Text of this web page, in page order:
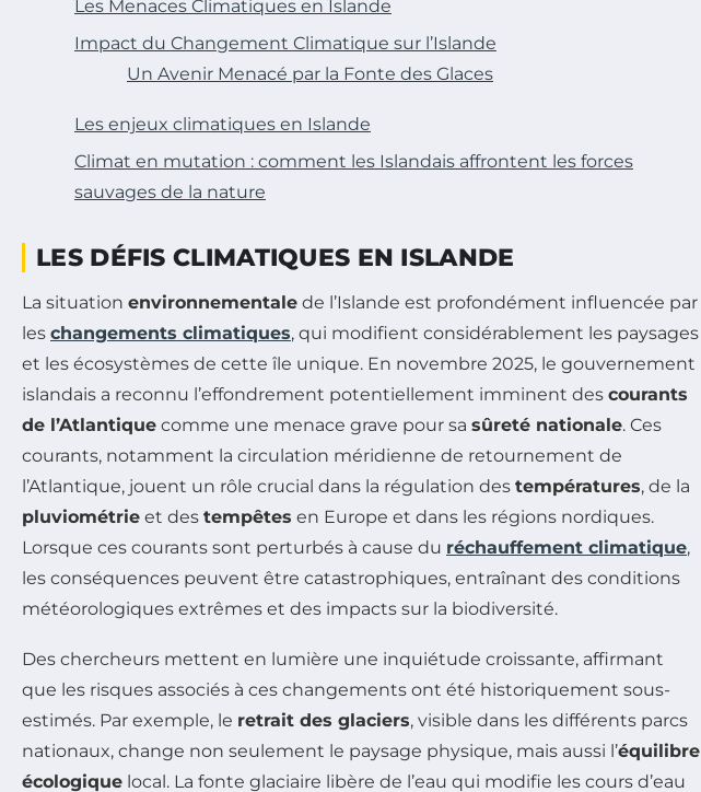
Les Menaces Climatiques en Islande
Impact du Changement Climatique sur l’Islande
Un Avenir Menacé par la Fonte des Glaces
Les enjeux climatiques en Islande
Climat en mutation : comment les Islandais affrontent les forces
sauvages de la nature
LES DÉFIS CLIMATIQUES EN ISLANDE
La situation environnementale de l’Islande est profondément influencée par
les changements climatiques, qui modifient considérablement les paysages
et les écosystèmes de cette île unique. En novembre 2025, le gouvernement
islandais a reconnu l’effondrement potentiellement imminent des courants
de l’Atlantique comme une menace grave pour sa sûreté nationale. Ces
courants, notamment la circulation méridienne de retournement de
l’Atlantique, jouent un rôle crucial dans la régulation des températures, de la
pluviométrie et des tempêtes en Europe et dans les régions nordiques.
Lorsque ces courants sont perturbés à cause du réchauffement climatique,
les conséquences peuvent être catastrophiques, entraînant des conditions
météorologiques extrêmes et des impacts sur la biodiversité.
Des chercheurs mettent en lumière une inquiétude croissante, affirmant
que les risques associés à ces changements ont été historiquement sous-
estimés. Par exemple, le retrait des glaciers, visible dans les différents parcs
nationaux, change non seulement le paysage physique, mais aussi l’équilibre
écologique local. La fonte glaciaire libère de l’eau qui modifie les cours d’eau